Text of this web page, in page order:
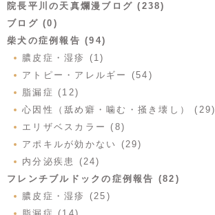
院長平川の天真爛漫ブログ (238)
ブログ (0)
柴犬の症例報告 (94)
膿皮症・湿疹 (1)
アトピー・アレルギー (54)
脂漏症 (12)
心因性（舐め癖・噛む・掻き壊し） (29)
エリザベスカラー (8)
アポキルが効かない (29)
内分泌疾患 (24)
フレンチブルドックの症例報告 (82)
膿皮症・湿疹 (25)